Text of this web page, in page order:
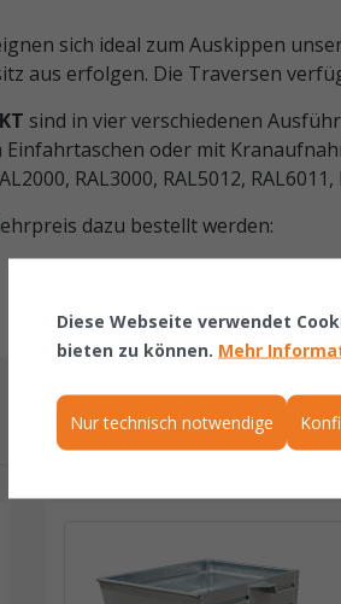
sich ideal zum Auskippen
aus erfolgen. Die Traversen
sind in vier verschiedenen
oder mit
RAL3000, RAL5012,
dazu bestellt werden:
Diese Webseite verwendet
bieten zu können. Mehr
Nur technisch notwendige